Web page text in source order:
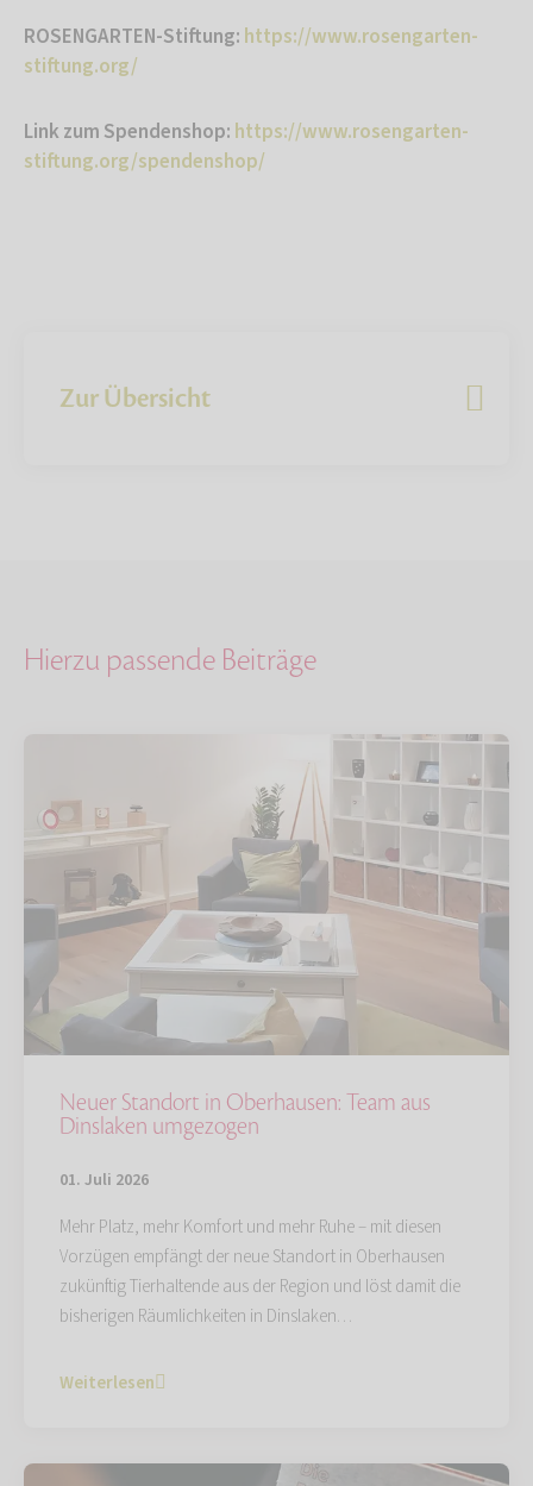
ROSENGARTEN-Stiftung: https://www.rosengarten-
stiftung.org/
Link zum Spendenshop: https://www.rosengarten-
stiftung.org/spendenshop/
Zur Übersicht
Hierzu passende Beiträge
Neuer Standort in Oberhausen: Team aus
Dinslaken umgezogen
01. Juli 2026
Mehr Platz, mehr Komfort und mehr Ruhe – mit diesen
Vorzügen empfängt der neue Standort in Oberhausen
zukünftig Tierhaltende aus der Region und löst damit die
bisherigen Räumlichkeiten in Dinslaken…
Weiterlesen